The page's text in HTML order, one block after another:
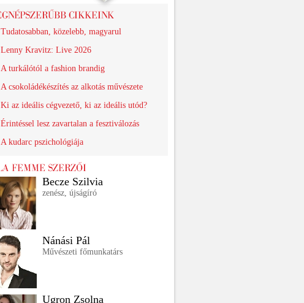
Tudatosabban, közelebb, magyarul
Lenny Kravitz: Live 2026
A turkálótól a fashion brandig
A csokoládékészítés az alkotás művészete
Ki az ideális cégvezető, ki az ideális utód?
Érintéssel lesz zavartalan a fesztiválozás
A kudarc pszichológiája
Becze Szilvia
zenész, újságíró
Nánási Pál
Művészeti főmunkatárs
Ugron Zsolna